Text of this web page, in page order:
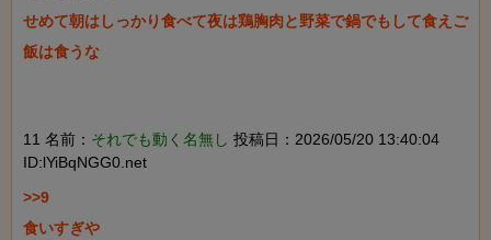
せめて朝はしっかり食べて夜は鶏胸肉と野菜で鍋でもして食えご
飯は食うな
11 名前： それでも動く名無し 投稿日：2026/05/20 13:40:04
ID:lYiBqNGG0.net
>>9
食いすぎや